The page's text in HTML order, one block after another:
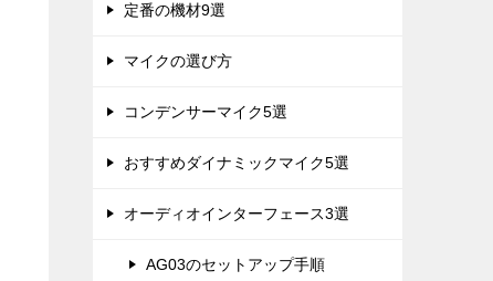
定番の機材9選
マイクの選び方
コンデンサーマイク5選
おすすめダイナミックマイク5選
オーディオインターフェース3選
AG03のセットアップ手順